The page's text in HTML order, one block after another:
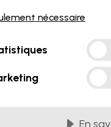
Livrés en lès
LES PLUS POPULAIRES
nécessaire
En